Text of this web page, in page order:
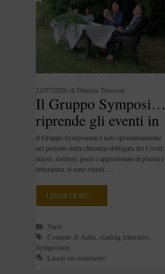
Il Gruppo Symposium
riprende gli eventi in
presenza
21/07/2020 di Daniela Tresconi
Il Gruppo Symposium è nato spontaneamente
nel periodo della chiusura obbligata del Covid:
autori, scrittori, poeti e appassionati di poesia e
letteratura, si sono riuniti …
LEGGI DI PIÙ…
Categorie
Varie
Tag
Comune di Aulla reading letterario
Symposium
Lascia un commento